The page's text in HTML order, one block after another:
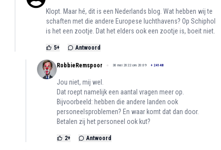
Klopt. Maar hé, dit is een Nederlands blog. Wat hebben wij te
schaften met die andere Europese luchthavens? Op Schiphol
is het een zootje. Dat het elders ook een zootje is, boeit niet.
5+ Antwoord
RobbieRemspoor 30 mei 2022 om 20:09 + 24148
Jou niet, mij wel.
Dat roept namelijk een aantal vragen meer op.
Bijvoorbeeld: hebben die andere landen ook
personeelsproblemen? En waar komt dat dan door.
Betalen zij het personeel ook kut?
2+ Antwoord